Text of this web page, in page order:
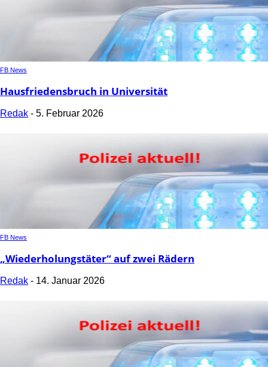
FB News
Hausfriedensbruch in Universität
Redak - 5. Februar 2026
FB News
„Wiederholungstäter“ auf zwei Rädern
Redak - 14. Januar 2026